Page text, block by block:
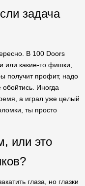
задача
В 100 Doors
или какие-то фишки,
получит профит, надо
обойтись. Иногда
а играл уже целый
ты просто
или это
глаза, но глазки